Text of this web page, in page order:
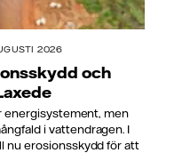
2026
och
energisystement, men
i vattendragen. I
nu erosionsskydd för att